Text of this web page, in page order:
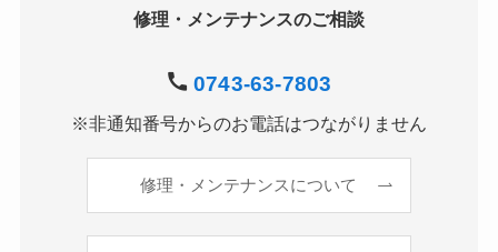
修理・メンテナンスのご相談
0743-63-7803
※非通知番号からのお電話はつながりません
修理・メンテナンスについて